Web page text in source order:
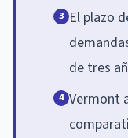
3 El plazo
de tres
4 Vermont